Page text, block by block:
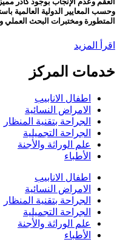
وحسب المعايير الدولية العالمية
المتطورة ومختبرات البحث العملي
اقرأ المزيد
خدمات المركز
اطفال الانابيب
الامراض النسائية
الجراحة بتقنية المنظار
الجراحة التجميلية
علم الوراثة والأجنة
الأطباء
اطفال الانابيب
الامراض النسائية
الجراحة بتقنية المنظار
الجراحة التجميلية
علم الوراثة والأجنة
الأطباء